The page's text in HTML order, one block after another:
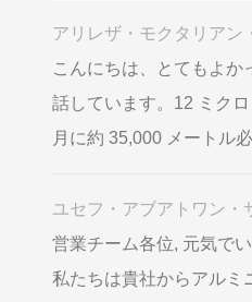
アリレザ・モクタリアン
こんにちは、とてもよか
話しています。12 ミクロ
月に約 35,000 メートル必
ユセフ・アブアトワン・
営業チーム各位, 元気で
私たちは貴社からアルミ